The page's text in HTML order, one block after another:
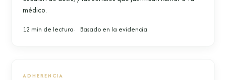
médico.
12 min de lectura Basado en la evidencia
ADHERENCIA